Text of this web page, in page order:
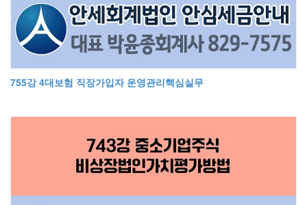
755강 4대보험 직장가입자 운영관리핵심실무